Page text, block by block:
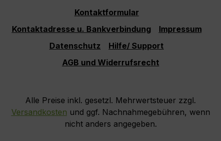
Kontaktformular
Kontaktadresse u. Bankverbindung
Impressum
Datenschutz
Hilfe/ Support
AGB und Widerrufsrecht
Alle Preise inkl. gesetzl. Mehrwertsteuer zzgl.
Versandkosten und ggf. Nachnahmegebühren, wenn
nicht anders angegeben.